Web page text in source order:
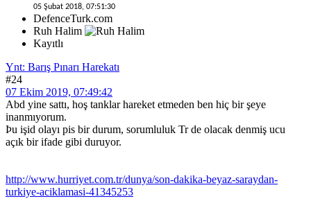
05 Şubat 2018, 07:51:30
DefenceTurk.com
Ruh Halim
Kayıtlı
Ynt: Barış Pınarı Harekatı
#24
07 Ekim 2019, 07:49:42
Abd yine sattı, hoş tanklar hareket etmeden ben hiç bir şeye
inanmıyorum.
Þu işid olayı pis bir durum, sorumluluk Tr de olacak denmiş ucu
açık bir ifade gibi duruyor.
http://www.hurriyet.com.tr/dunya/son-dakika-beyaz-saraydan-
turkiye-aciklamasi-41345253